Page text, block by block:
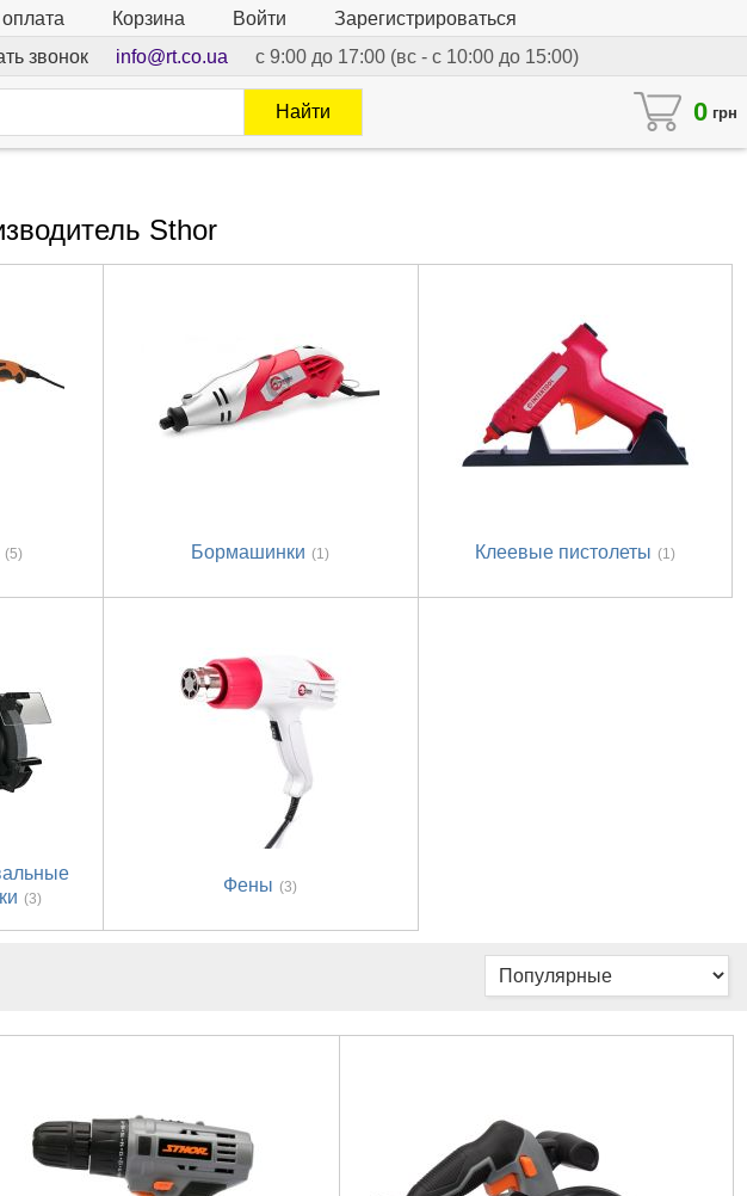
Корзина Войти
Зарегистрироваться
звонок info@rt.co.ua с 9:00 до 17:00 (вс - с 10:00 до 15:00)
0 грн
Найти
Sthor
(5) Бормашинки (1) Клеевые пистолеты (1)
(3)
Фены (3)